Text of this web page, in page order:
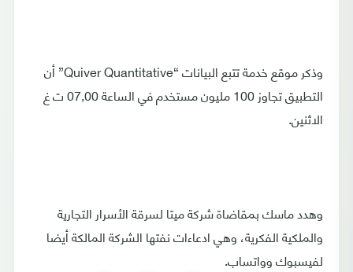
وذكر موقع خدمة تتبع البيانات “Quiver Quantitative” أن
التطبيق تجاوز 100 مليون مستخدم في الساعة 07,00 ت غ
الاثنين.
وهدد ماسك بمقاضاة شركة ميتا لسرقة الأسرار التجارية
والملكية الفكرية، وهي ادعاءات نفتها الشركة المالكة أيضا
لفيسبوك وواتساب.